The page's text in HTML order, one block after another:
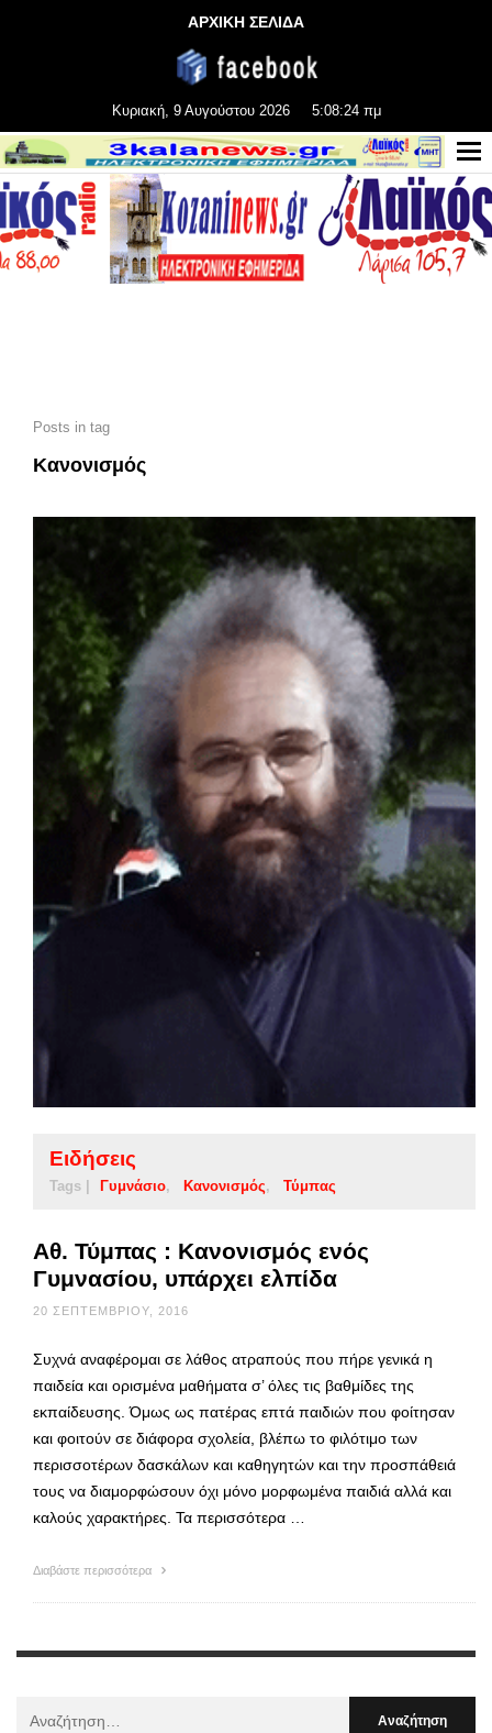
ΑΡΧΙΚΗ ΣΕΛΙΔΑ
Κυριακή, 9 Αυγούστου 2026 5:08:25 πμ
Posts in tag
Κανονισμός
Ειδήσεις
Tags | Γυμνάσιο Κανονισμός Τύμπας
Αθ. Τύμπας : Κανονισμός ενός
Γυμνασίου, υπάρχει ελπίδα
20 ΣΕΠΤΕΜΒΡΊΟΥ, 2016
Συχνά αναφέρομαι σε λάθος ατραπούς που πήρε γενικά η
παιδεία και ορισμένα μαθήματα σ’ όλες τις βαθμίδες της
εκπαίδευσης. Όμως ως πατέρας επτά παιδιών που φοίτησαν
και φοιτούν σε διάφορα σχολεία, βλέπω το φιλότιμο των
περισσοτέρων δασκάλων και καθηγητών και την προσπάθειά
τους να διαμορφώσουν όχι μόνο μορφωμένα παιδιά αλλά και
καλούς χαρακτήρες. Τα περισσότερα …
Διαβάστε περισσότερα